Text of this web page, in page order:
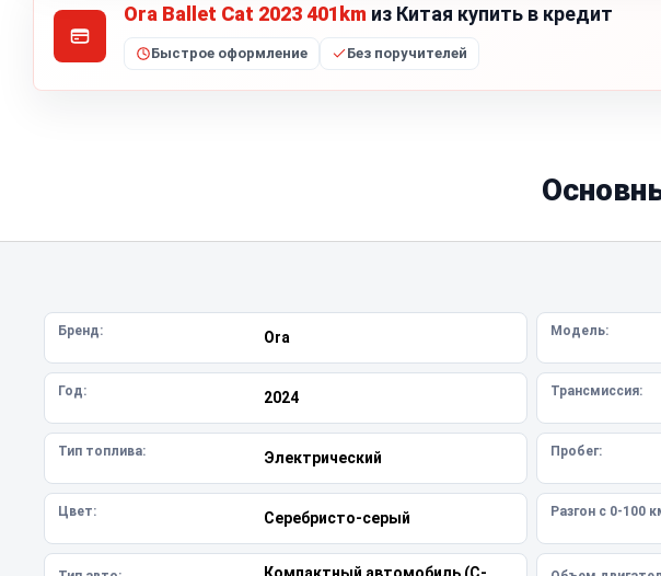
Ora Ballet Cat 2023 401km из Китая купить в кредит
Быстрое оформление Без поручителей
Бренд: Ora Модель:
Год: 2024 Трансмиссия:
Тип топлива: Электрический Пробег:
Цвет: Серебристо-серый Разгон с 0-100